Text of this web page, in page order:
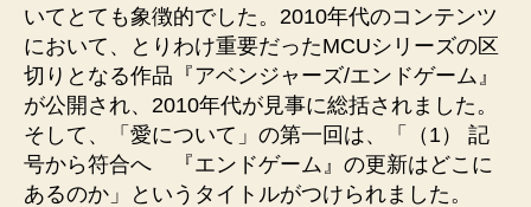
いてとても象徴的でした。2010年代のコンテンツ
において、とりわけ重要だったMCUシリーズの区
切りとなる作品『アベンジャーズ/エンドゲーム』
が公開され、2010年代が見事に総括されました。
そして、「愛について」の第一回は、「（1） 記
号から符合へ 『エンドゲーム』の更新はどこに
あるのか」というタイトルがつけられました。